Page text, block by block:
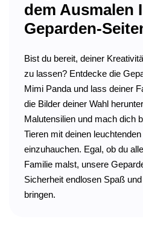
dem Ausmalen
Geparden-
Bist du bereit, deiner
zu lassen? Entdecke die
Mimi Panda und lass deiner
die Bilder deiner Wahl
Malutensilien und mach dich
Tieren mit deinen
einzuhauchen. Egal, ob du
Familie malst, unsere
Sicherheit endlosen Spaß
bringen.